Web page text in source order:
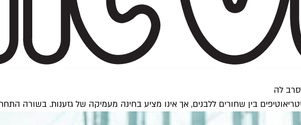
לה
בין שחורים ללבנים, אך אינו מציע בחינה מעמיקה של גזענות. בשורה